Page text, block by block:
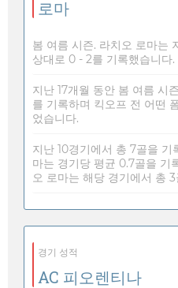
로마
봄 여름 시즌. 라치오 로마는
상대로 0 - 2를 기록했습니다.
지난 17개월 동안 봄 여름 시
를 기록하며 킥오프 전 어떤
었습니다.
지난 10경기에서 총 7골을
마는 경기당 평균 0.7골을 기
오 로마는 해당 경기에서 총
경기 성적
AC 피오렌티나